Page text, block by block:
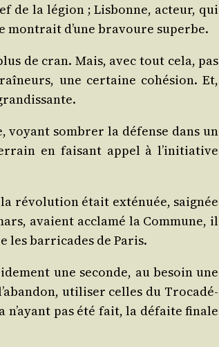
de la légion ; Lis­bonne, acteur, qui
d’une bra­voure superbe.
de cran. Mais, avec tout cela, pas
une cer­taine cohé­sion. Et,
voyant som­brer la défense dans un
en fai­sant appel à l’initiative
la révo­lu­tion était exté­nuée, sai­gnée
avaient accla­mé la Com­mune, il
les bar­ri­cades de Paris.
une seconde, au besoin une
uti­li­ser celles du Tro­ca­dé­
n’ayant pas été fait, la défaite finale